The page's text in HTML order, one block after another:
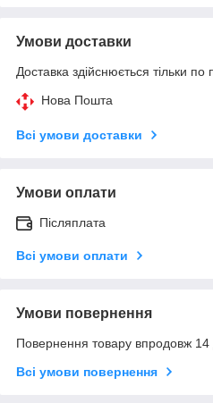
Умови доставки
Доставка здійснюється тільки по
Нова Пошта
Всі умови доставки
Умови оплати
Післяплата
Всі умови оплати
Умови повернення
Повернення товару впродовж 14
Всі умови повернення